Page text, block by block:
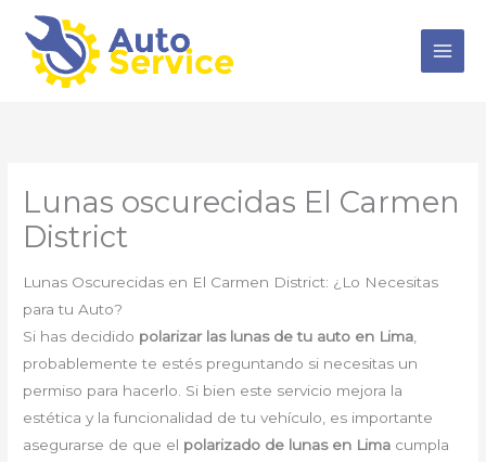
contenido
Lunas oscurecidas El Carmen
District
Lunas Oscurecidas en El Carmen District: ¿Lo Necesitas
para tu Auto?
Si has decidido polarizar las lunas de tu auto en Lima,
probablemente te estés preguntando si necesitas un
permiso para hacerlo. Si bien este servicio mejora la
estética y la funcionalidad de tu vehículo, es importante
asegurarse de que el polarizado de lunas en Lima cumpla